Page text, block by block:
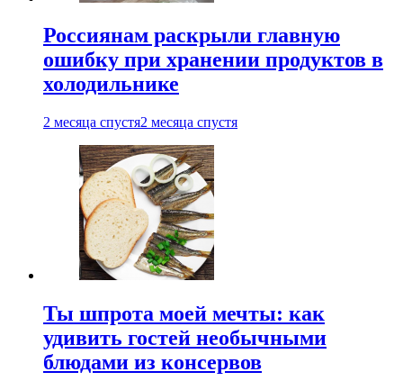
Россиянам раскрыли главную
ошибку при хранении продуктов в
холодильнике
2 месяца спустя2 месяца спустя
Ты шпрота моей мечты: как
удивить гостей необычными
блюдами из консервов